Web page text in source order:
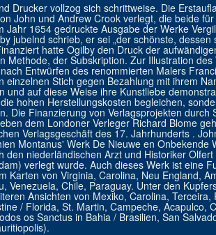
Drucker vollzog sich schrittweise. Die
John und Andrew Crook verlegt, die beide
Jahr 1654 gedruckte Ausgabe der Werke
jubelnd schrieb, er sei „der schönste, dessen
hatte Ogilby den Druck der
Methode, der Subskription. Zur Illustration
Entwürfen des renommierten Malers
Stich gegen Bezahlung mit ihrem
und auf diese Weise ihre Kunstliebe
hohen Herstellungskosten begleichen,
Die Finanzierung von Verlagsprojekten durch
dem Londoner Verleger Richard Blome
Verlagsgeschäft des 17. Jahrhunderts .
Montanus' Werk De Nieuwe en Onbekende
den niederländischen Arzt und Historiker
verlegt wurde. Auch dieses Werk ist eine
Karten von Virginia, Carolina, Neu England,
Venezuela, Chile, Paraguay. Unter den
Ansichten von Mexiko, Carolina, Terceira,
/ Florida, St. Martin, Campeche, Acapulco,
os Sanctus in Bahia / Brasilien, San